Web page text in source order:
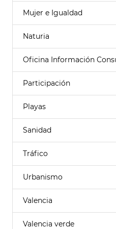
Mujer e Igualdad
Naturia
Oficina Información
Participación
Playas
Sanidad
Tráfico
Urbanismo
Valencia
Valencia verde